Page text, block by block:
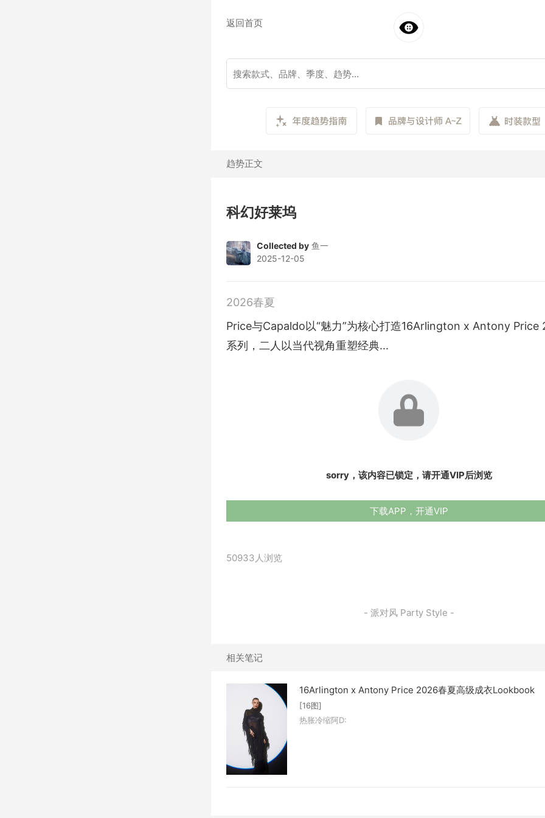
返回首页
趋势正文
科幻好莱坞
Collected by 鱼一
2025-12-05
2026春夏
Price与Capaldo以“魅力”为核心打造16Arlington x Antony Price
系列，二人以当代视角重塑经典...
sorry，该内容已锁定，请开通VIP后浏览
下载APP，开通VIP
50933人浏览
- 派对风 Party Style -
相关笔记
16Arlington x Antony Price 2026春夏高级成衣Lookbook
[16图]
热胀冷缩阿D: